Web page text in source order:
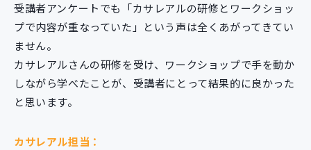
受講者アンケートでも「カサレアルの研修とワークショッ
プで内容が重なっていた」という声は全くあがってきてい
ません。
カサレアルさんの研修を受け、ワークショップで手を動か
しながら学べたことが、受講者にとって結果的に良かった
と思います。
カサレアル担当：